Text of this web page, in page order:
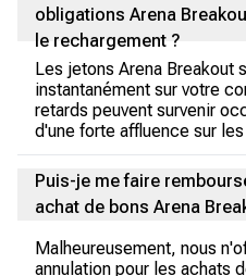
obligations Arena
le rechargement ?
Les jetons Arena Breakout
instantanément sur votre
retards peuvent survenir
d'une forte affluence sur
Puis-je me faire
achat de bons Arena
Malheureusement, nous
annulation pour les achats